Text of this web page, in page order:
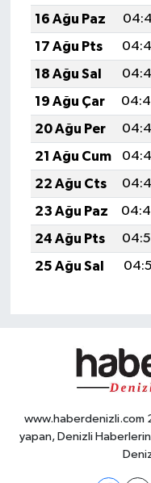
16 Ağu Paz
17 Ağu Pts
18 Ağu Sal
19 Ağu Çar
20 Ağu Per
21 Ağu Cum
22 Ağu Cts
23 Ağu Paz
24 Ağu Pts
25 Ağu Sal
www.haberdenizli.com
yapan, Denizli